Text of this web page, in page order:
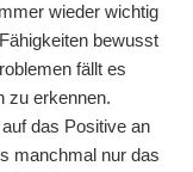
wieder wichtig
bewusst
fällt es
zu erkennen.
das Positive an
manchmal nur das